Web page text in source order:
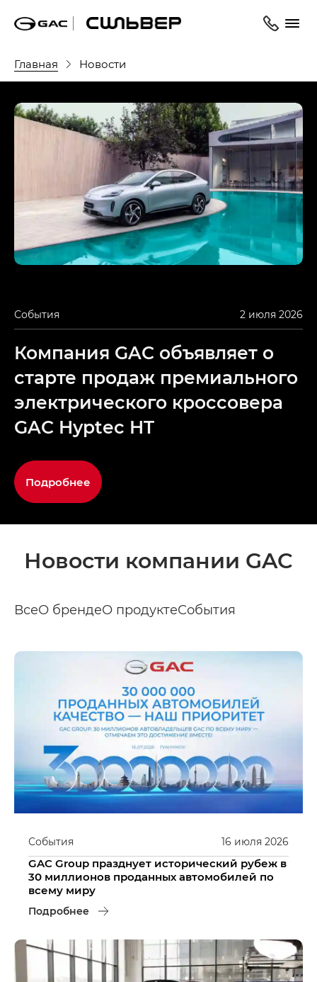
Главная Новости
События 2 июля 2026
Компания GAC объявляет о
старте продаж премиального
электрического кроссовера
GAC Hyptec HT
Подробнее
Новости компании GAC
ВсеО брендеО продуктеСобытия
16 июля 2026
События
GAC Group празднует исторический рубеж в
30 миллионов проданных автомобилей по
всему миру
Подробнее